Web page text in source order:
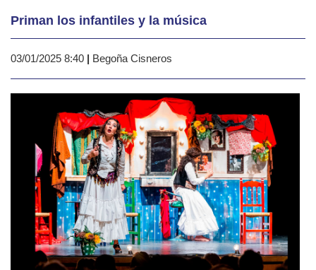
Priman los infantiles y la música
03/01/2025 8:40 | Begoña Cisneros